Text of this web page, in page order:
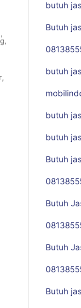
,
,
,
butuh
Butuh
butuh
butuh
butuh
Butuh
Butuh
Butuh
Butuh